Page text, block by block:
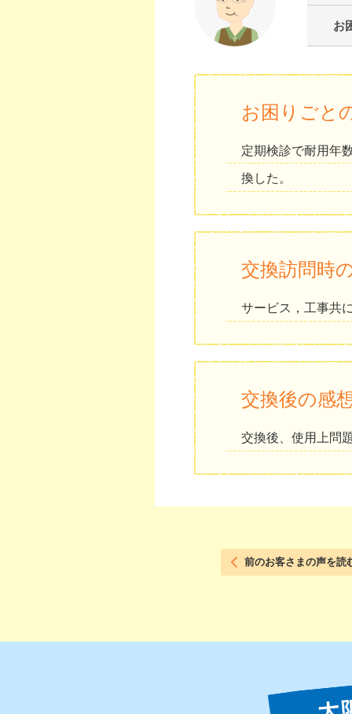
お
お困りごと
定期検診で耐用年
換した。
交換訪問時
サービス，工事共
交換後の感
交換後、使用上問
前のお客さまの声を読